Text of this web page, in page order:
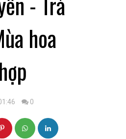
hoa
0